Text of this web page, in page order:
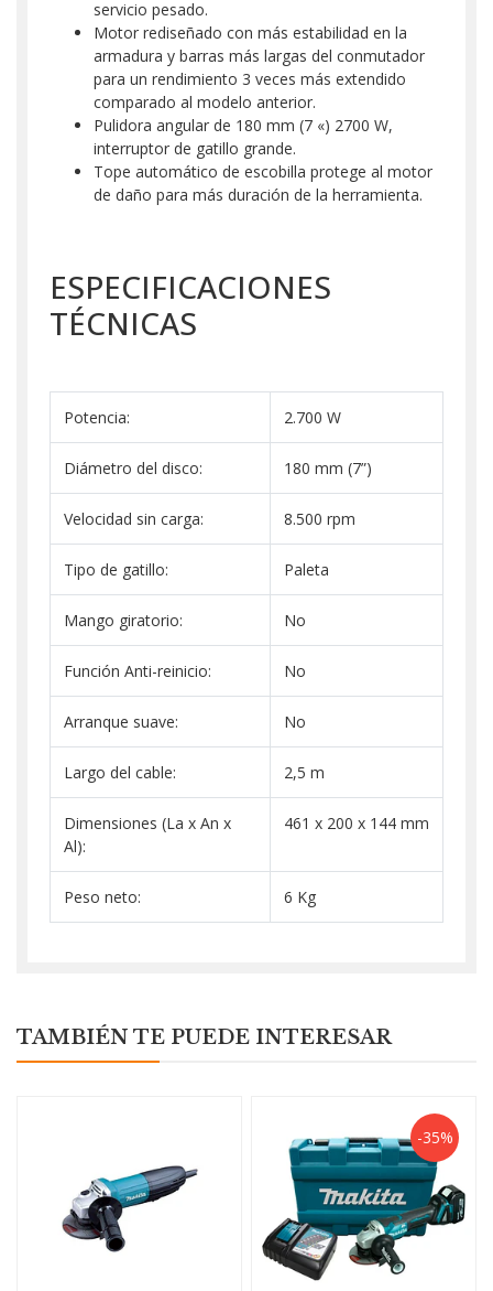
servicio pesado.
Motor rediseñado con más estabilidad en la
armadura y barras más largas del conmutador
para un rendimiento 3 veces más extendido
comparado al modelo anterior.
Pulidora angular de 180 mm (7 «) 2700 W,
interruptor de gatillo grande.
Tope automático de escobilla protege al motor
de daño para más duración de la herramienta.
ESPECIFICACIONES
TÉCNICAS
Potencia: 2.700 W
Diámetro del disco: 180 mm (7”)
Velocidad sin carga: 8.500 rpm
Tipo de gatillo: Paleta
Mango giratorio: No
Función Anti-reinicio: No
Arranque suave: No
Largo del cable: 2,5 m
Dimensiones (La x An x
Al):
461 x 200 x 144 mm
Peso neto: 6 Kg
TAMBIÉN TE PUEDE INTERESAR
-35%